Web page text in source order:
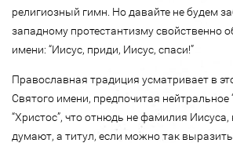
религиозный гимн. Но давайте не будем
западному протестантизму свойственно
имени: “Иисус, приди, Иисус, спаси!”
Православная традиция усматривает в
Святого имени, предпочитая нейтральное
“Христос”, что отнюдь не фамилия Иисуса,
думают, а титул, если можно так